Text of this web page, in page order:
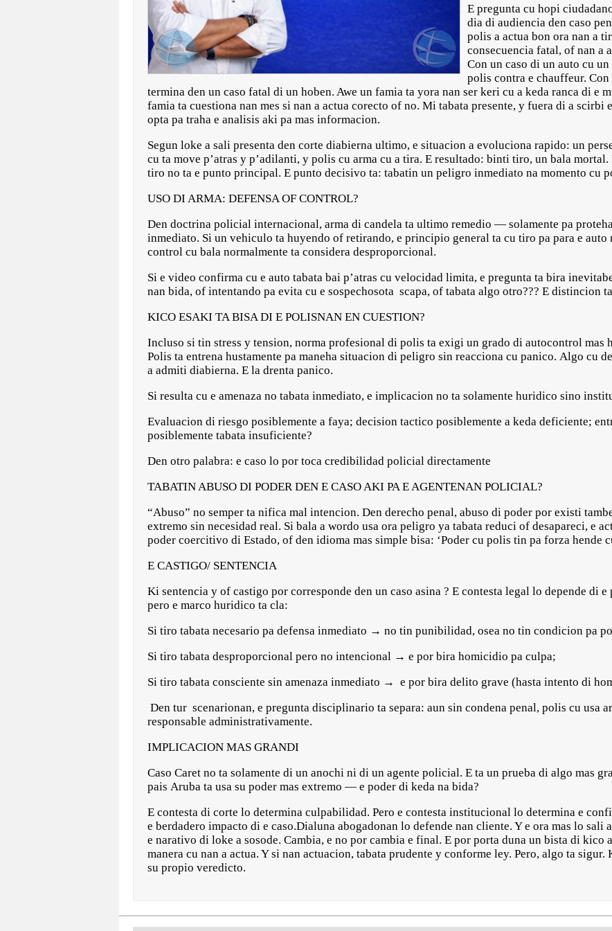
E pregunta cu hopi
dia di audiencia den caso
polis a actua bon ora nan a
consecuencia fatal, of nan a
Con un caso di un auto cu
polis contra e chauffeur.
termina den un caso fatal di un hoben. Awe un famia ta yora nan ser keri cu a keda ranca di e
famia ta cuestiona nan mes si nan a actua corecto of no. Mi tabata presente, y fuera di a scirbi
opta pa traha e analisis aki pa mas informacion.
Segun loke a sali presenta den corte diabierna ultimo, e situacion a evoluciona rapido: un
cu ta move p’atras y p’adilanti, y polis cu arma cu a tira. E resultado: binti tiro, un bala
tiro no ta e punto principal. E punto decisivo ta: tabatin un peligro inmediato na momento cu
USO DI ARMA: DEFENSA OF CONTROL?
Den doctrina policial internacional, arma di candela ta ultimo remedio — solamente pa
inmediato. Si un vehiculo ta huyendo of retirando, e principio general ta cu tiro pa para e auto
control cu bala normalmente ta considera desproporcional.
Si e video confirma cu e auto tabata bai p’atras cu velocidad limita, e pregunta ta bira
nan bida, of intentando pa evita cu e sospechosota scapa, of tabata algo otro??? E distincion
KICO ESAKI TA BISA DI E POLISNAN EN CUESTION?
Incluso si tin stress y tension, norma profesional di polis ta exigi un grado di autocontrol mas
Polis ta entrena hustamente pa maneha situacion di peligro sin reacciona cu panico. Algo cu
a admiti diabierna. E la drenta panico.
Si resulta cu e amenaza no tabata inmediato, e implicacion no ta solamente huridico sino
Evaluacion di riesgo posiblemente a faya; decision tactico posiblemente a keda deficiente;
posiblemente tabata insuficiente?
Den otro palabra: e caso lo por toca credibilidad policial directamente
TABATIN ABUSO DI PODER DEN E CASO AKI PA E AGENTENAN POLICIAL?
“Abuso” no semper ta nifica mal intencion. Den derecho penal, abuso di poder por existi
extremo sin necesidad real. Si bala a wordo usa ora peligro ya tabata reduci of desapareci, e
poder coercitivo di Estado, of den idioma mas simple bisa: ‘Poder cu polis tin pa forza hende
E CASTIGO/ SENTENCIA
Ki sentencia y of castigo por corresponde den un caso asina ? E contesta legal lo depende di
pero e marco huridico ta cla:
Si tiro tabata necesario pa defensa inmediato → no tin punibilidad, osea no tin condicion pa
Si tiro tabata desproporcional pero no intencional → e por bira homicidio pa culpa;
Si tiro tabata consciente sin amenaza inmediato → e por bira delito grave (hasta intento di
Den tur scenarionan, e pregunta disciplinario ta separa: aun sin condena penal, polis cu usa
responsable administrativamente.
IMPLICACION MAS GRANDI
Caso Caret no ta solamente di un anochi ni di un agente policial. E ta un prueba di algo mas
pais Aruba ta usa su poder mas extremo — e poder di keda na bida?
E contesta di corte lo determina culpabilidad. Pero e contesta institucional lo determina e
e berdadero impacto di e caso.Dialuna abogadonan lo defende nan cliente. Y e ora mas lo sali
e narativo di loke a sosode. Cambia, e no por cambia e final. E por porta duna un bista di kico
manera cu nan a actua. Y si nan actuacion, tabata prudente y conforme ley. Pero, algo ta
su propio veredicto.